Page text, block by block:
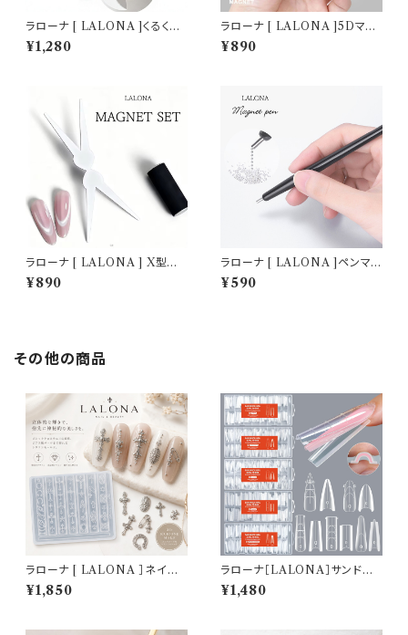
ラローナ [ LALONA ]くるくる
マグネット装置 ( ピンクかホワ
イト ) ジェルネイル/簡単マグネ
¥1,280
ラローナ [ LALONA ]5Dマグ
ネット ( ホワイト/ピンク ) ジェ
ルネイル/特大マグネット/ネオジ
¥890
ラローナ [ LALONA ] X型マ
グネットツール ( マグネット無し
) ジェルネイル/フレンチマグネッ
¥890
ラローナ [ LALONA ]ペンマグ
1本 ( ブラック ) くるくる模様/ブ
リオンアート/マグネットジェル/
¥590
その他の商品
ラローナ [ LALONA ］ネイル
シリコンモールド ( パンク＆ゴシ
ック ) ジェルネイル/レジン/ハン
¥1,850
ラローナ［LALONA］サンドウィ
ッチネイルフォーム( 5タイプ )
アクリルジェル/ポリジェル/ハー
¥1,480